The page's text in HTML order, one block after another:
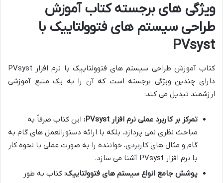
ویژگی های برجسته کتاب آموزش
طراحی سیستم های فتوولتاییک با
PVsyst
کتاب آموزش طراحی سیستم های فتوولتاییک با نرم افزار PVsyst
دارای چندین ویژگی برجسته است که آن را به یک منبع آموزشی
ارزشمند تبدیل می کند:
تمرکز بر کاربرد عملی نرم افزار PVsyst:
این کتاب صرفاً به
مباحث نظری نمی پردازد، بلکه با ارائه دستورالعمل های گام به
گام و مثال های کاربردی، خواننده را به صورت عملی با نحوه کار
با نرم افزار PVsyst آشنا می سازد.
پوشش جامع انواع سیستم های فتوولتاییک: کتاب به طور